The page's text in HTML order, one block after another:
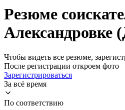
Резюме
Александровке
Чтобы видеть все резюме,
После регистрации откроем фото
Зарегистрироваться
За всё время
По соответствию